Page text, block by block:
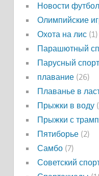
Новости
Олимпийские
Охота на лис(1)
Парашютный
Парусный спорт
плавание(26)
Плаванье в
Прыжки в воду
Прыжки с
Пятиборье(2)
Самбо(7)
Советский